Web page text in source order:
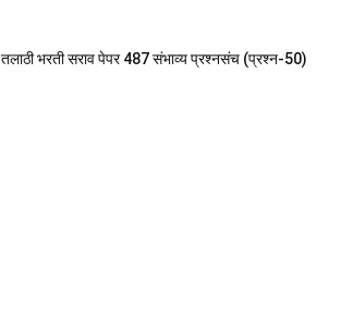
तलाठी भरती सराव पेपर 487 संभाव्य प्रश्नसंच (प्रश्न-50)